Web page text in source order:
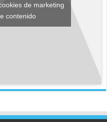
de marketing
contenido